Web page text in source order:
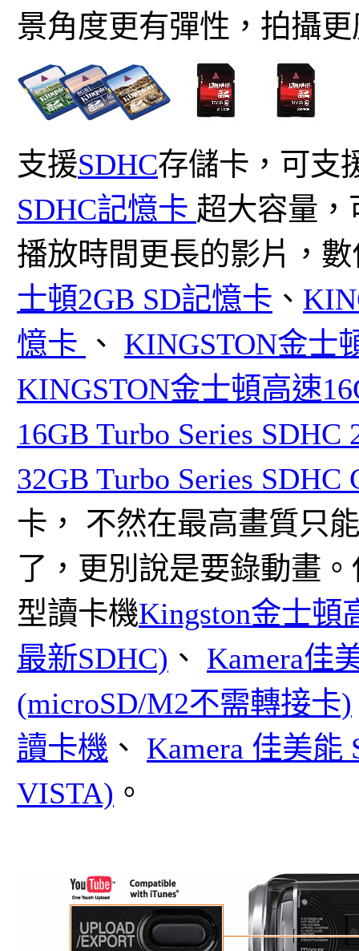
景角度更有彈性，拍攝
支援SDHC存儲卡，可支
SDHC記憶卡 超大容量
播放時間更長的影片，
士頓2GB SD記憶卡 、
憶卡 、 KINGSTON金士
KINGSTON金士頓高速
16GB Turbo Series SDHC
32GB Turbo Series SDHC
卡， 不然在最高畫質只
了，更別說是要錄動畫
型讀卡機Kingston金士頓
最新SDHC) 、 Kamera佳
(microSD/M2不需轉接卡)
讀卡機 、 Kamera 佳美能
VISTA) 。